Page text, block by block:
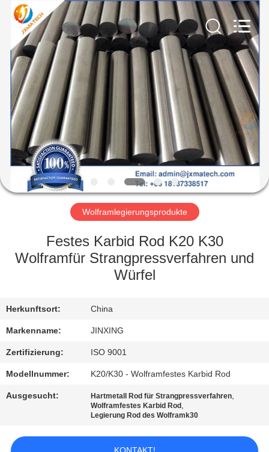
HAUS
PRODUKTE
ÜBER
UNS
FABRIK-
AUSFLUG
TRETEN
UNS
IN
VERBINDUNG
NACHRICHTEN
Rights
Reserved.
Developed
ECER
Wolframlegierungsprodukte
Festes Karbid Rod K20 K30
Wolframfür Strangpressverfahren und
Würfel
Herkunftsort: China
Markenname: JINXING
Zertifizierung: ISO 9001
Modellnummer: K20/K30 - Wolframfestes Karbid Rod
Ausgesucht: Hartmetall Rod für Strangpressverfahren,
Wolframfestes Karbid Rod ,
Legierung Rod des Wolframk30